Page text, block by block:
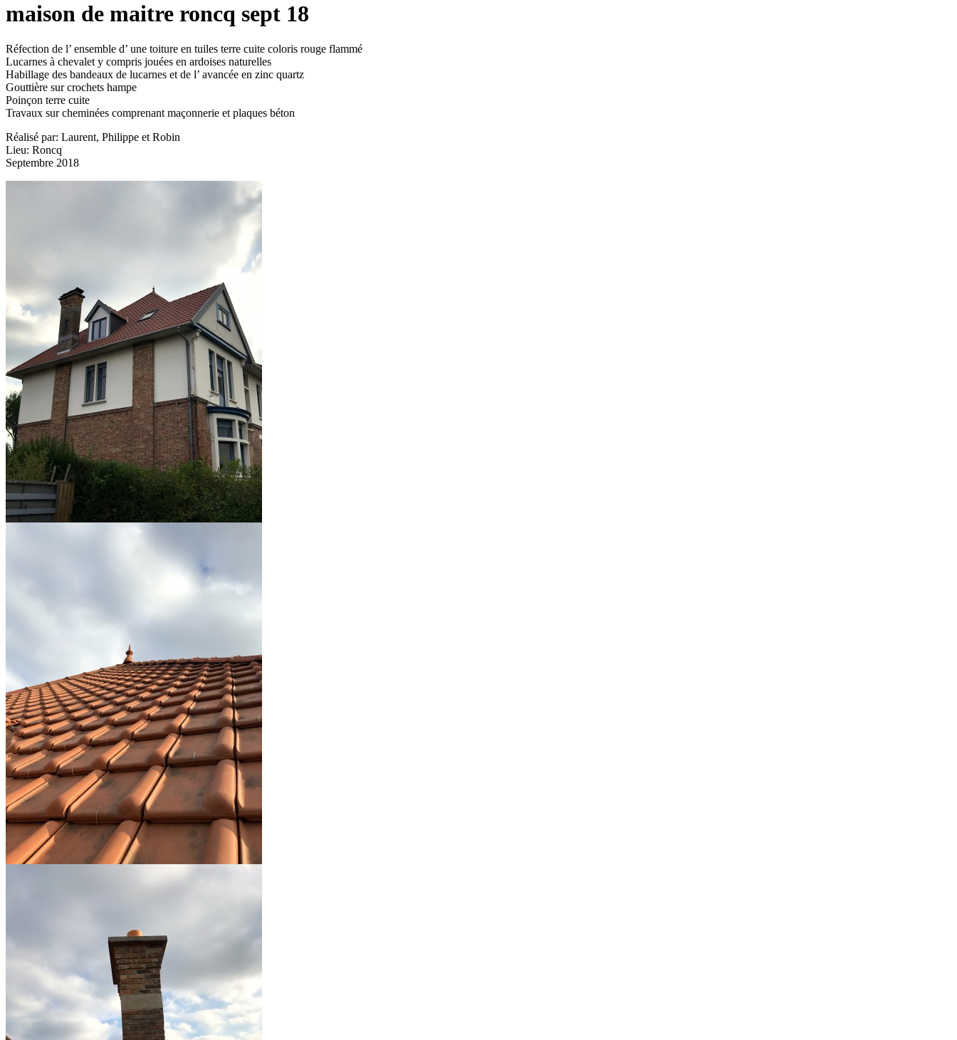
maison de maitre roncq sept 18
Réfection de l’ ensemble d’ une toiture en tuiles terre cuite coloris rouge flammé
Lucarnes à chevalet y compris jouées en ardoises naturelles
Habillage des bandeaux de lucarnes et de l’ avancée en zinc quartz
Gouttière sur crochets hampe
Poinçon terre cuite
Travaux sur cheminées comprenant maçonnerie et plaques béton
Réalisé par: Laurent, Philippe et Robin
Lieu: Roncq
Septembre 2018